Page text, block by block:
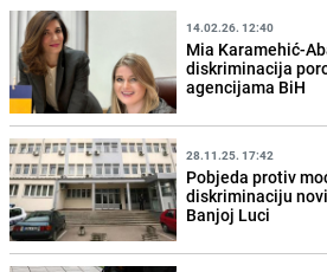
14.02.26. 12:40
Mia Karamehić-
diskriminacija
agencijama BiH
28.11.25. 17:42
Pobjeda protiv
diskriminaciju
Banjoj Luci